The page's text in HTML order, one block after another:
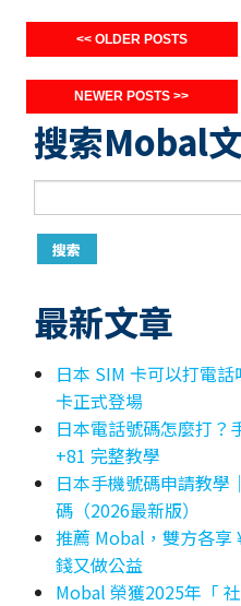
<< OLDER POSTS
NEWER POSTS >>
搜索Mobal
最新文章
日本 SIM 卡可以打電
卡正式登場
日本電話號碼怎麼打？
+81 完整教學
日本手機號碼申請教學
碼（2026最新版）
推薦 Mobal，雙方各享
錢又做公益
Mobal 榮獲2025年「 社